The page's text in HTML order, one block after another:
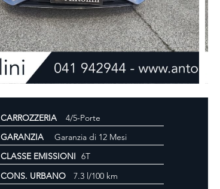
CARROZZERIA
4/5-Porte
GARANZIA
Garanzia di 12 Mesi
CLASSE EMISSIONI 6T
CONS. URBANO
7.3 l/100 km